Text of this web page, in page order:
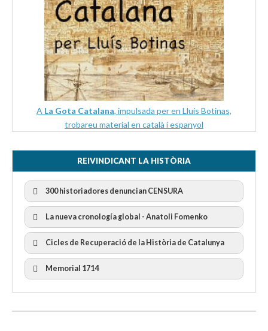
A La Gota Catalana, impulsada per en Lluís Botinas,
trobareu material en català i espanyol
REIVINDICANT LA HISTÒRIA
300 historiadores denuncian CENSURA
300 Historiadors denuncien al “Gobierno Español” per la
censura
La nueva cronología global - Anatoli Fomenko
Cicles de Recuperació de la Història de Catalunya
I Cicle Història i Censura
II Cicle Història i Censura
Memorial 1714